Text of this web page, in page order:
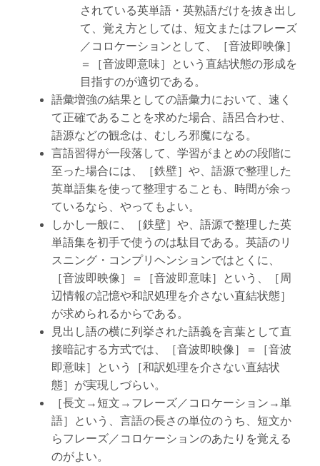
されている英単語・英熟語だけを抜き出し
て、覚え方としては、短文またはフレーズ
／コロケーションとして、［音波即映像］
＝［音波即意味］という直結状態の形成を
目指すのが適切である。
語彙増強の結果としての語彙力において、速く
て正確であることを求めた場合、語呂合わせ、
語源などの観念は、むしろ邪魔になる。
言語習得が一段落して、学習がまとめの段階に
至った場合には、［鉄壁］や、語源で整理した
英単語集を使って整理することも、時間が余っ
ているなら、やってもよい。
しかし一般に、［鉄壁］や、語源で整理した英
単語集を初手で使うのは駄目である。英語のリ
スニング・コンプリヘンションではとくに、
［音波即映像］＝［音波即意味］という、［周
辺情報の記憶や和訳処理を介さない直結状態］
が求められるからである。
見出し語の横に列挙された語義を言葉として直
接暗記する方式では、［音波即映像］＝［音波
即意味］という［和訳処理を介さない直結状
態］が実現しづらい。
［長文→短文→フレーズ／コロケーション→単
語］という、言語の長さの単位のうち、短文か
らフレーズ／コロケーションのあたりを覚える
のがよい。